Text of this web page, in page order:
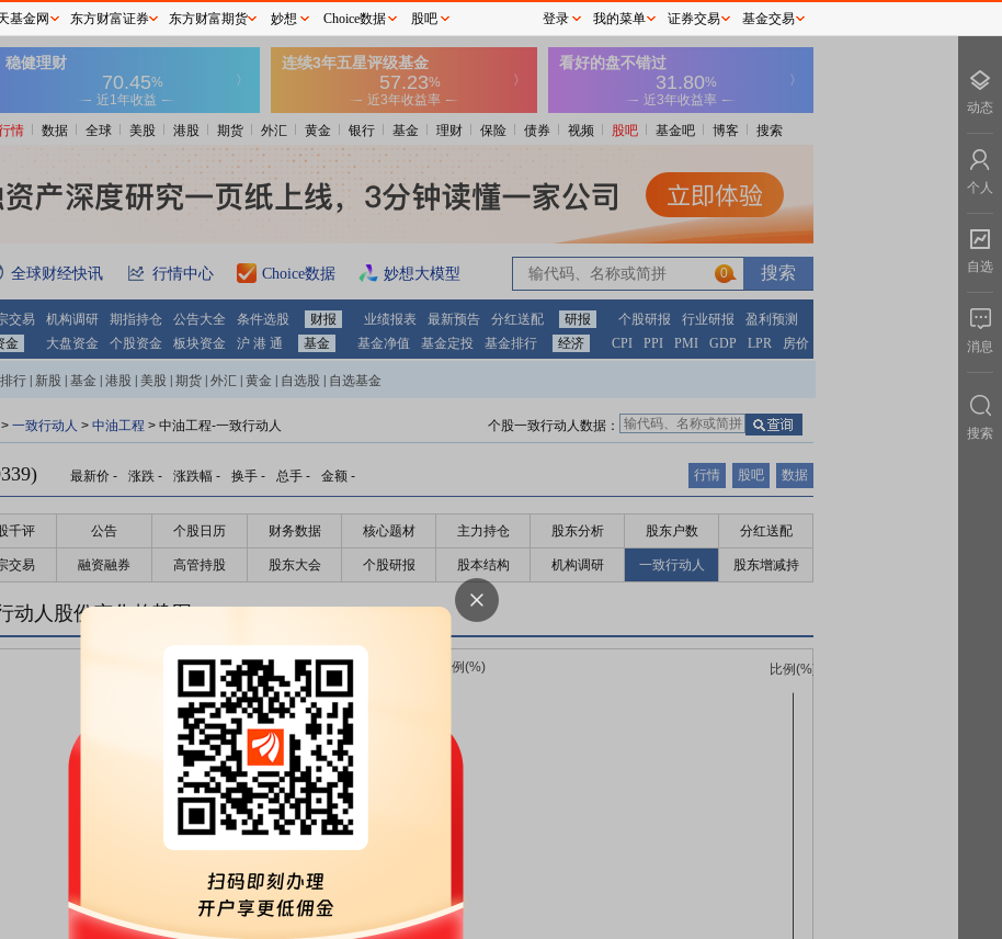
情 数据 全球 美股 港股 期货 外汇 黄金 银行 基金 理财 保险 债券 视频 股吧 基金吧 博客 搜索
全球财经快讯 行情中心 Choice数据 妙想大模型 0
交易 机构调研 期指持仓 公告大全 条件选股 财报 业绩报表 最新预告 分红送配 研报 个股研报 行业研报
盈利预测
金 大盘资金 个股资金 板块资金 沪 港 通 基金 基金净值 基金定投 基金排行 经济 CPI PPI PMI GDP LPR 房价
排行 新股 基金 港股 美股 期货 外汇 黄金 自选股 自选基金
> 一致行动人 > 中油工程 > 中油工程-一致行动人 个股一致行动人数据：
最新价 - 涨跌 - 涨跌幅 - 换手 - 总手 - 金额 - 行情 股吧 数据
千评 公告 个股日历 财务数据 核心题材 主力持仓 股东分析 股东户数 分红送配
交易 融资融券 高管持股 股东大会 个股研报 股本结构 机构调研 一致行动人 股东增减持
动人股份变化趋势图
基金网 东方财富证券 东方财富期货 妙想 Choice数据 股吧 登录 我的菜单 证券交易 基金交易
动态
个人
自选
消息
搜索